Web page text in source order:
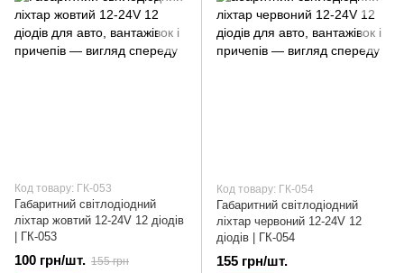
Код товару: ГК-053
Габаритний світлодіодний
ліхтар жовтий 12-24V 12 діодів
| ГК-053
100 грн/шт. 155 грн
Код товару: ГК-054
Габаритний світлодіодний
ліхтар червоний 12-24V 12
діодів | ГК-054
155 грн/шт.